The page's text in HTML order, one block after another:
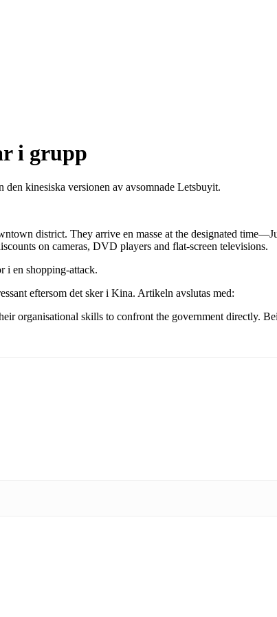
i grupp
kinesiska versionen av avsomnade Letsbuyit.
district. They arrive en masse at the designated
on cameras, DVD players and flat-screen televisions.
i en shopping-attack.
eftersom det sker i Kina. Artikeln avslutas med:
organisational skills to confront the government directly.